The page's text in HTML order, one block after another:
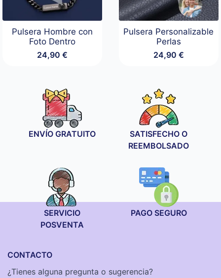
Pulsera Hombre con
Foto Dentro
24,90€
Pulsera Personalizable
Perlas
24,90 €
ENVÍO GRATUITO
SATISFECHO O
REEMBOLSADO
SERVICIO
POSVENTA
PAGO SEGURO
CONTACTO
¿Tienes alguna pregunta o sugerencia?